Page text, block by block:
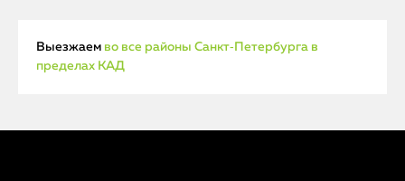
Выезжаем во все районы Санкт‑Петербурга в
пределах КАД